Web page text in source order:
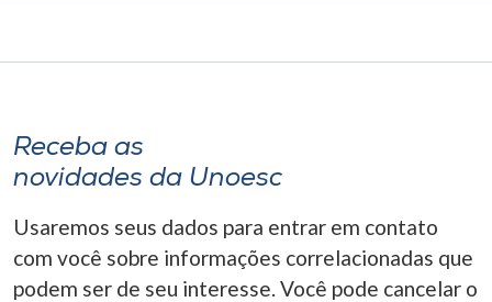
Receba as
novidades da Unoesc
Usaremos seus dados para entrar em contato
com você sobre informações correlacionadas que
podem ser de seu interesse. Você pode cancelar o